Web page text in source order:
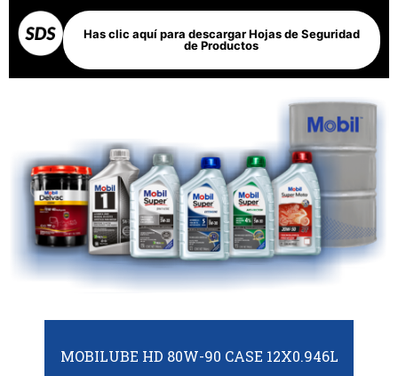
Has clic aquí para descargar Hojas de Seguridad
de Productos
MOBILUBE HD 80W-90 CASE 12X0.946L